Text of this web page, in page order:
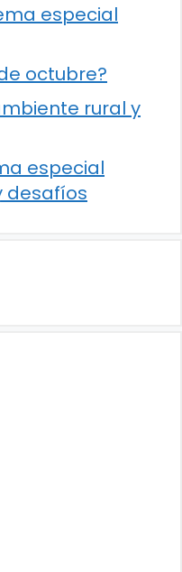
especial
octubre?
rural y
especial
desafíos